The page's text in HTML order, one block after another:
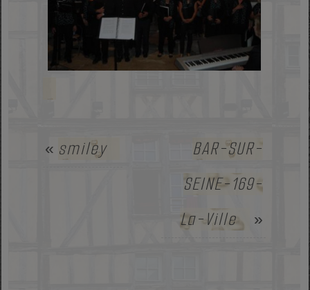
« smiley
BAR-SUR-
SEINE-169-
La-Ville
»